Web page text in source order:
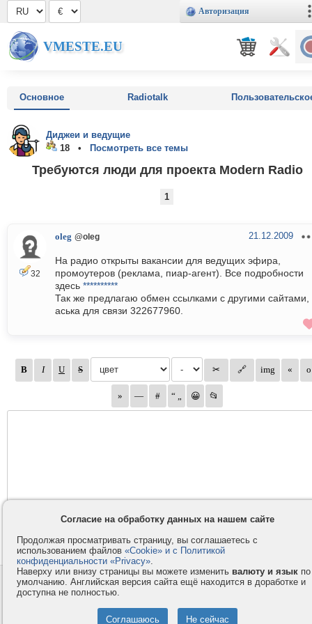
Авторизация
VMESTE.EU
Основное Radiotalk
Диджеи и ведущие
18 •
Посмотреть все темы
Требуются люди для проекта Modern Radio
1
32
oleg @oleg 21.12.2009
На радио открыты вакансии для ведущих эфира,
промоутеров (реклама, пиар-агент). Все подробности
здесь **********
Так же предлагаю обмен ссылками с другими сайтами,
аська для связи 322677960.
Контакты
Компания
Privacy и Cookie
Помощь
Согласие на обработку данных на нашем сайте
Продолжая просматривать страницу, вы соглашаетесь с
использованием файлов «Cookie» и с Политикой
конфиденциальности «Privacy».
Наверху или внизу страницы вы можете изменить валюту и язык по
умолчанию. Английская версия сайта ещё находится в доработке и
доступна не полностью.